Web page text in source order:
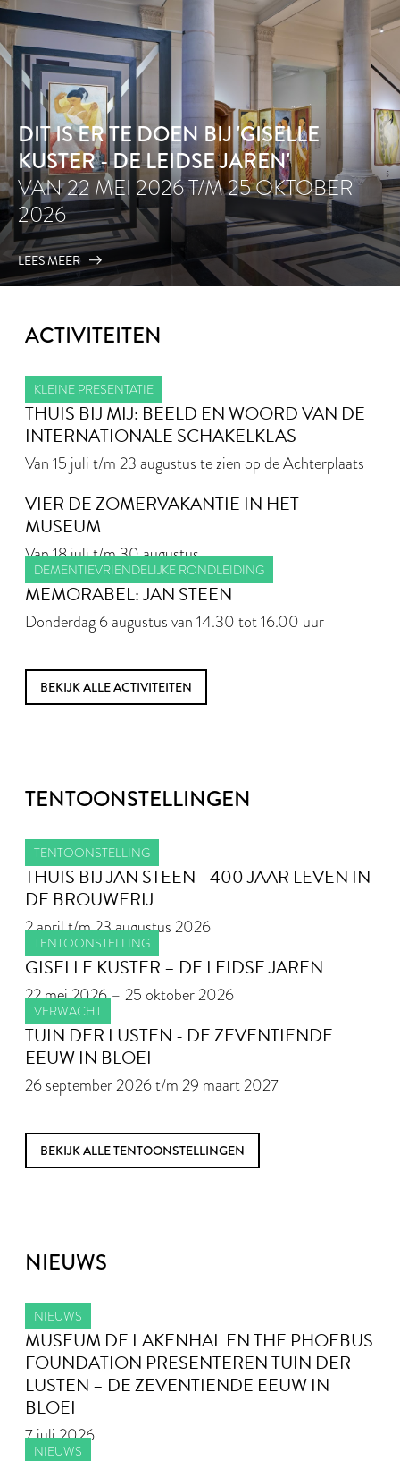
DIT IS ER TE DOEN BIJ 'GISELLE
KUSTER - DE LEIDSE JAREN'
VAN 22 MEI 2026 T/M 25 OKTOBER
2026
LEES MEER
ACTIVITEITEN
KLEINE PRESENTATIE
THUIS BIJ MIJ: BEELD EN WOORD VAN DE
INTERNATIONALE SCHAKELKLAS
Van 15 juli t/m 23 augustus te zien op de Achterplaats
VIER DE ZOMERVAKANTIE IN HET
MUSEUM
Van 18 juli t/m 30 augustus
DEMENTIEVRIENDELIJKE RONDLEIDING
MEMORABEL: JAN STEEN
Donderdag 6 augustus van 14.30 tot 16.00 uur
BEKIJK ALLE ACTIVITEITEN
TENTOONSTELLINGEN
TENTOONSTELLING
THUIS BIJ JAN STEEN - 400 JAAR LEVEN IN
DE BROUWERIJ
2 april t/m 23 augustus 2026
TENTOONSTELLING
GISELLE KUSTER – DE LEIDSE JAREN
22 mei 2026 – 25 oktober 2026
VERWACHT
TUIN DER LUSTEN - DE ZEVENTIENDE
EEUW IN BLOEI
26 september 2026 t/m 29 maart 2027
BEKIJK ALLE TENTOONSTELLINGEN
NIEUWS
NIEUWS
MUSEUM DE LAKENHAL EN THE PHOEBUS
FOUNDATION PRESENTEREN TUIN DER
LUSTEN – DE ZEVENTIENDE EEUW IN
BLOEI
7 juli 2026
NIEUWS